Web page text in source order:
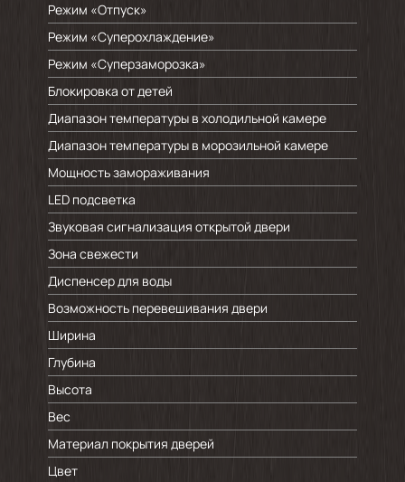
Режим «Отпуск»
Режим «Суперохлаждение»
Режим «Суперзаморозка»
Блокировка от детей
Диапазон температуры в холодильной камере
Диапазон температуры в морозильной камере
Мощность замораживания
LED подсветка
Звуковая сигнализация открытой двери
Зона свежести
Диспенсер для воды
Возможность перевешивания двери
Ширина
Глубина
Высота
Вес
Материал покрытия дверей
Цвет